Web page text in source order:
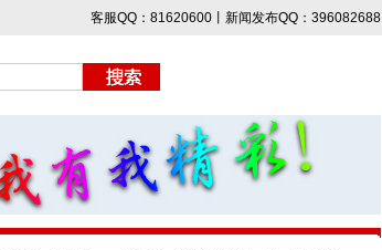
客服QQ：81620600丨新闻发布QQ：396082688